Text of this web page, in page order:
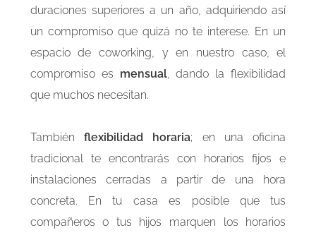
duraciones superiores a un año, adquiriendo así
un compromiso que quizá no te interese. En un
espacio de coworking, y en nuestro caso, el
compromiso es mensual, dando la flexibilidad
que muchos necesitan.
También flexibilidad horaria; en una oficina
tradicional te encontrarás con horarios fijos e
instalaciones cerradas a partir de una hora
concreta. En tu casa es posible que tus
compañeros o tus hijos marquen los horarios